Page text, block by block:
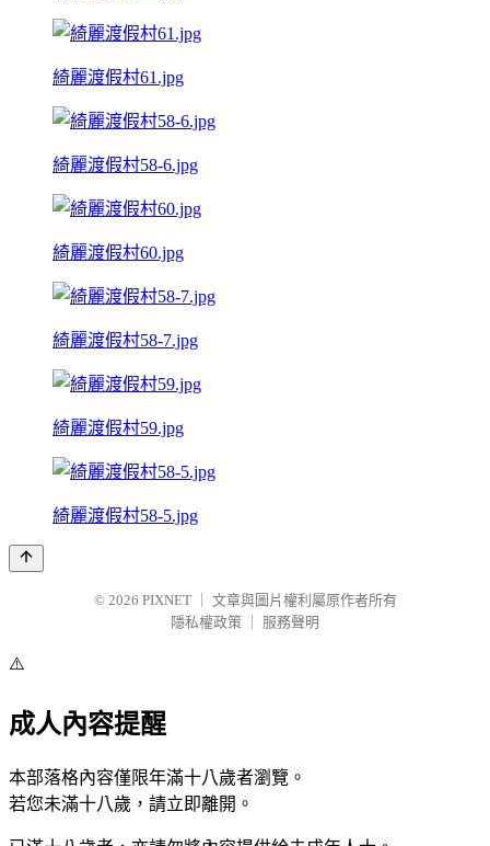
綺麗渡假村61.jpg
綺麗渡假村58-6.jpg
綺麗渡假村60.jpg
綺麗渡假村58-7.jpg
綺麗渡假村59.jpg
綺麗渡假村58-5.jpg
© 2026 PIXNET
文章與圖片權利屬原作者所有
隱私權政策
服務聲明
⚠️
成人內容提醒
本部落格內容僅限年滿十八歲者瀏覽。
若您未滿十八歲，請立即離開。